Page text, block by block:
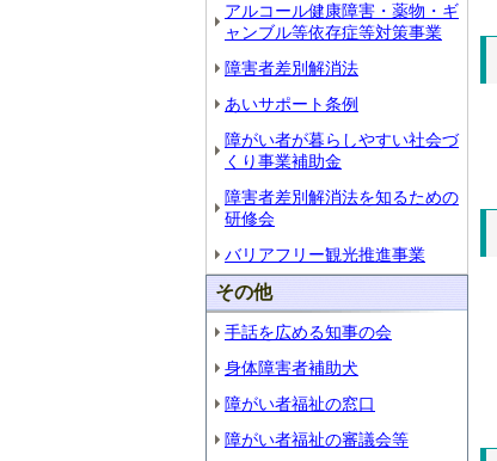
アルコール健康障害・薬物・ギ
ャンブル等依存症等対策事業
障害者差別解消法
あいサポート条例
障がい者が暮らしやすい社会づ
くり事業補助金
障害者差別解消法を知るための
研修会
バリアフリー観光推進事業
その他
手話を広める知事の会
身体障害者補助犬
障がい者福祉の窓口
障がい者福祉の審議会等